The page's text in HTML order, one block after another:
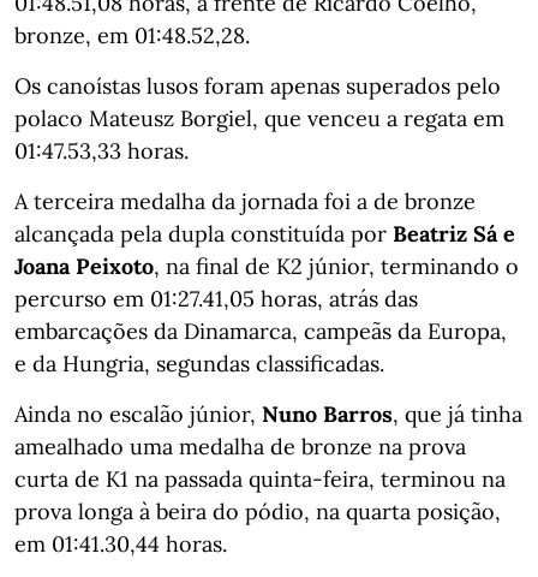
bronze, em 01:48.52,28.
Os canoístas lusos foram apenas superados pelo
polaco Mateusz Borgiel, que venceu a regata em
01:47.53,33 horas.
A terceira medalha da jornada foi a de bronze
alcançada pela dupla constituída por Beatriz Sá e
Joana Peixoto, na final de K2 júnior, terminando o
percurso em 01:27.41,05 horas, atrás das
embarcações da Dinamarca, campeãs da Europa,
e da Hungria, segundas classificadas.
Ainda no escalão júnior, Nuno Barros, que já tinha
amealhado uma medalha de bronze na prova
curta de K1 na passada quinta-feira, terminou na
prova longa à beira do pódio, na quarta posição,
em 01:41.30,44 horas.